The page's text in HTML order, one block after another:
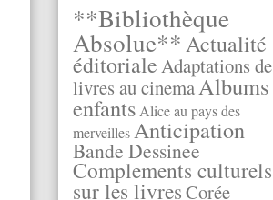
**Bibliothèque
Absolue**Actualité
éditorialeAdaptations de
livres au cinemaAlbums
enfantsAlice au pays des
merveillesAnticipation
Bande Dessinee
Complements culturels
sur les livresCorée